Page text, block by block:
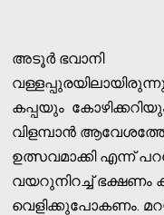
അടൂര്‍ ഭവാനി
കപ്പയും
വിളമ്പാന്‍
ഉത്സവമാക്കി എന്ന്
വയറുനിറച്ച് ഭക്ഷണം
വെളിക്കുപോകണം.